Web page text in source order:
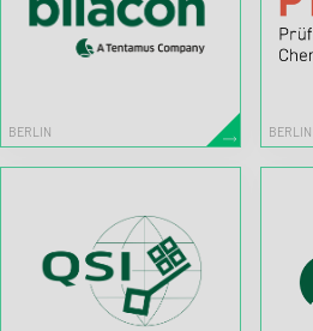
BERLIN BERLIN